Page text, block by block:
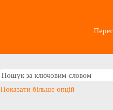
Показати більше опцій